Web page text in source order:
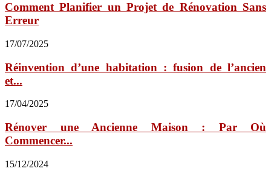
Comment Planifier un Projet de Rénovation Sans
Erreur
17/07/2025
Réinvention d’une habitation : fusion de l’ancien
et...
17/04/2025
Rénover une Ancienne Maison : Par Où
Commencer...
15/12/2024